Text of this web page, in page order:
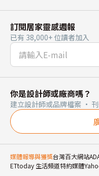
訂閱居家靈感週報
已有 38,000+ 位讀者加入
你是設計師或廠商嗎？
建立設計師或品牌檔案 ·
媒體報導與獲獎台灣百大網站
ETtoday 生活頻道特約媒體